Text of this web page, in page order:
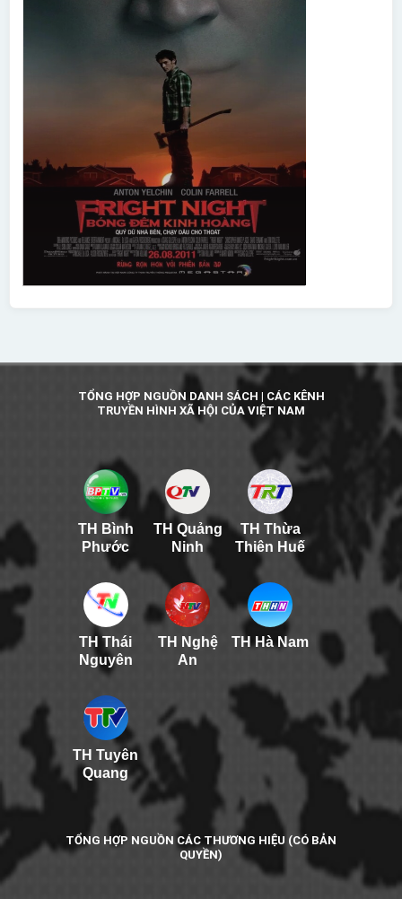
TỔNG HỢP NGUỒN DANH SÁCH | CÁC KÊNH
TRUYỀN HÌNH XÃ HỘI CỦA VIỆT NAM
TH Bình
Phước
TH Quảng
Ninh
TH Thừa
Thiên Huế
TH Thái
Nguyên
TH Nghệ
An
TH Hà Nam
TH Tuyên
Quang
TỔNG HỢP NGUỒN CÁC THƯƠNG HIỆU (CÓ BẢN
QUYỀN)